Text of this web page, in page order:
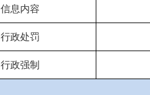
信息内容
行政处罚
行政强制